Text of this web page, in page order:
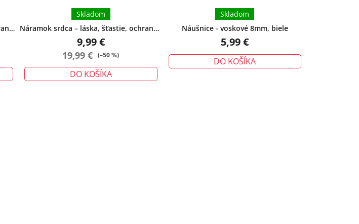
- Náramok srdca – láska, šťastie, ochrana -
malý
Skladom
9,99 €
19,99 € (–50 %)
DO KOŠÍKA
Náušnice - voskové 8mm, biele
Skladom
5,99 €
DO KOŠÍKA